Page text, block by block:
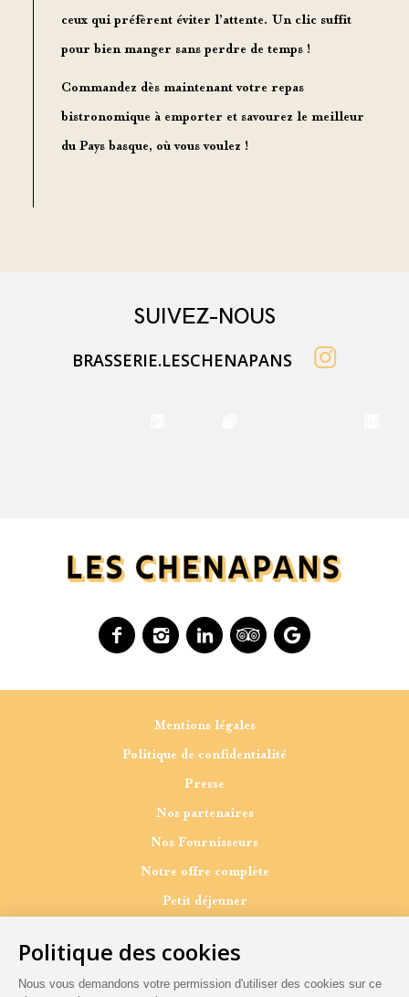
ceux qui préfèrent éviter l’attente. Un clic suffit
pour bien manger sans perdre de temps !
Commandez dès maintenant votre repas
bistronomique à emporter et savourez le meilleur
du Pays basque, où vous voulez !
SUIVEZ-NOUS
BRASSERIE.LESCHENAPANS
FacebookInstagramLinkedinTripadvisorGoogle
Mentions légales
Politique de confidentialité
Presse
Nos partenaires
Nos Fournisseurs
Notre offre complète
Petit déjeuner
Dîner
A emporter